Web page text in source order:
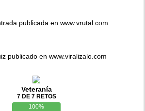
publicada en www.vrutal.com
publicado en www.viralizalo.com
Veteranía
7 DE 7 RETOS
100%